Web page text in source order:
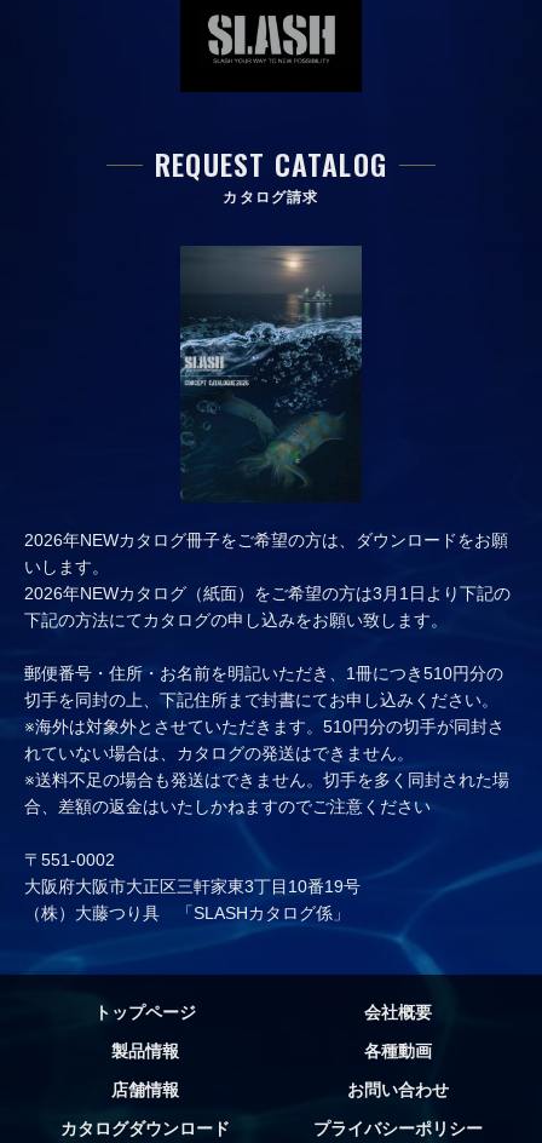
REQUEST CATALOG
カタログ請求
2026年NEWカタログ冊子をご希望の方は、ダウンロードをお願
いします。
2026年NEWカタログ（紙面）をご希望の方は3月1日より下記の
下記の方法にてカタログの申し込みをお願い致します。
郵便番号・住所・お名前を明記いただき、1冊につき510円分の
切手を同封の上、下記住所まで封書にてお申し込みください。
※海外は対象外とさせていただきます。510円分の切手が同封さ
れていない場合は、カタログの発送はできません。
※送料不足の場合も発送はできません。切手を多く同封された場
合、差額の返金はいたしかねますのでご注意ください
〒551-0002
大阪府大阪市大正区三軒家東3丁目10番19号
（株）大藤つり具 「SLASHカタログ係」
トップページ
会社概要
製品情報
各種動画
店舗情報
お問い合わせ
カタログダウンロード
プライバシーポリシー